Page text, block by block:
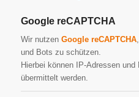
Google reCAPTCHA
Wir nutzen Google reCAPTCHA
und Bots zu schützen.
Hierbei können IP-Adressen und
übermittelt werden.